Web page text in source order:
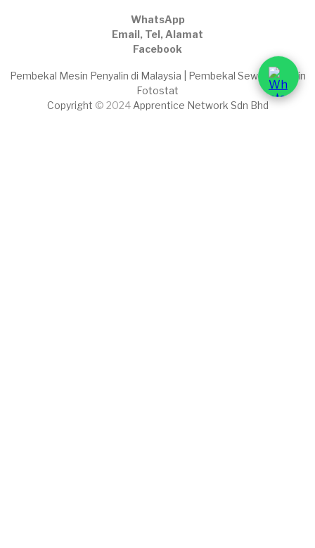
WhatsApp
Email, Tel, Alamat
Facebook
Pembekal Mesin Penyalin di Malaysia | Pembekal Sewaan Mesin
Fotostat
Copyright © 2024 Apprentice Network Sdn Bhd